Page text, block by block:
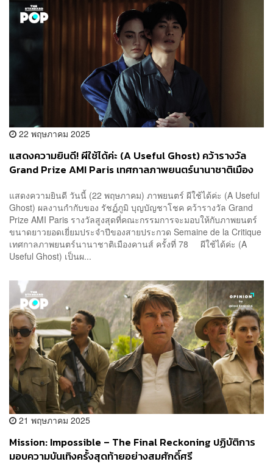
22 พฤษภาคม 2025
แสดงความยินดี! ผีใช้ได้ค่ะ (A Useful Ghost) คว้ารางวัล
Grand Prize AMI Paris เทศกาลภาพยนตร์นานาชาติเมือง
แสดงความยินดี วันนี้ (22 พฤษภาคม) ภาพยนตร์ ผีใช้ได้ค่ะ (A Useful
Ghost) ผลงานกำกับของ รัชฏ์ภูมิ บุญบัญชาโชค คว้ารางวัล Grand
Prize AMI Paris รางวัลสูงสุดที่คณะกรรมการจะมอบให้กับภาพยนตร์
ขนาดยาวยอดเยี่ยมประจำปีของสายประกวด Semaine de la Critique
เทศกาลภาพยนตร์นานาชาติเมืองคานส์ ครั้งที่ 78 ผีใช้ได้ค่ะ (A
Useful Ghost) เป็นผ...
21 พฤษภาคม 2025
Mission: Impossible – The Final Reckoning ปฏิบัติการ
มอบความบันเทิงครั้งสุดท้ายอย่างสมศักดิ์ศรี